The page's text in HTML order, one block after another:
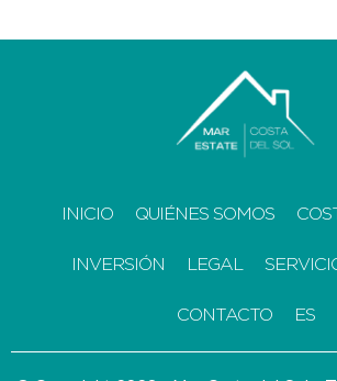
INICIO QUIÉNES SOMOS
INVERSIÓN LEGAL
CONTACTO ES